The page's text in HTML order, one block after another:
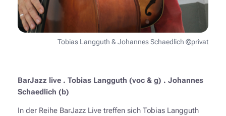
Tobias Langguth & Johannes Schaedlich ©privat
BarJazz live . Tobias Langguth (voc & g) . Johannes
Schaedlich (b)
In der Reihe BarJazz Live treffen sich Tobias Langguth